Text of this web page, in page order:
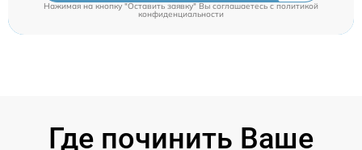
Нажимая на кнопку "Оставить заявку" Вы соглашаетесь c политикой
конфиденциальности
Где починить Ваше